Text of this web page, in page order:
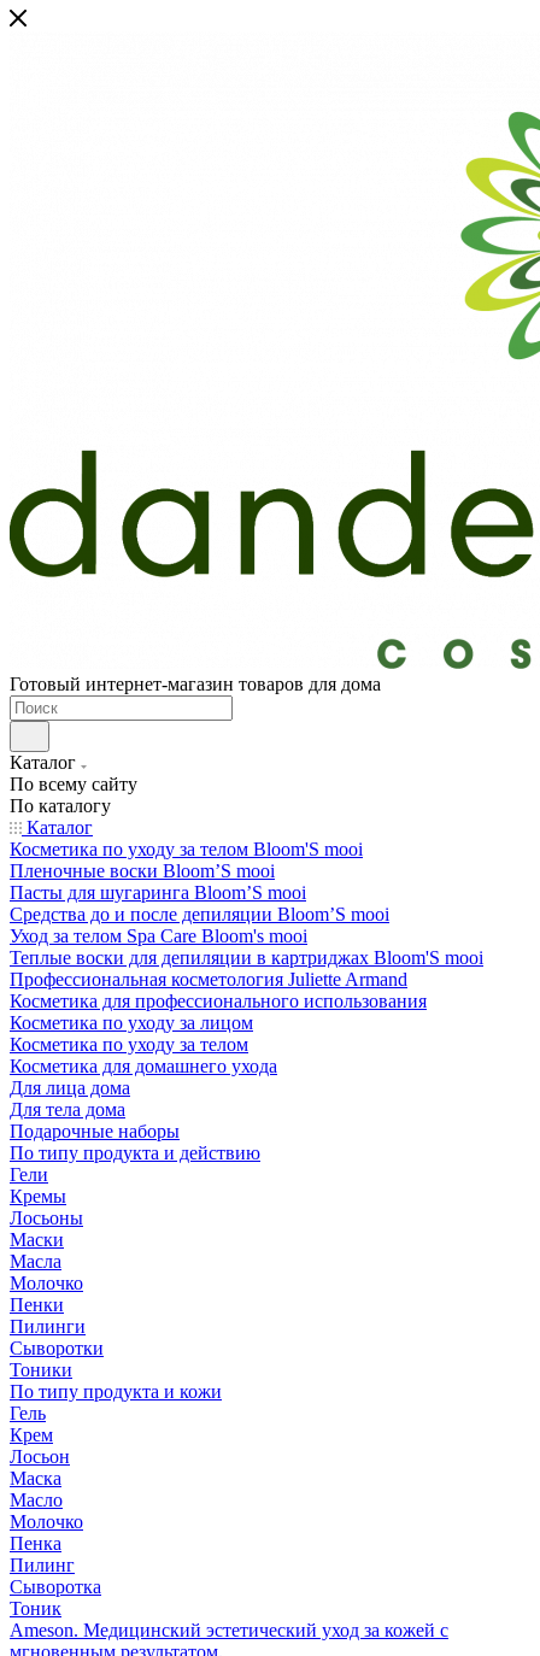
Готовый интернет-магазин товаров для дома
Каталог
По всему сайту
По каталогу
Каталог
Косметика по уходу за телом Bloom'S mooi
Пленочные воски Bloom’S mooi
Пасты для шугаринга Bloom’S mooi
Средства до и после депиляции Bloom’S mooi
Уход за телом Spa Care Bloom's mooi
Теплые воски для депиляции в картриджах Bloom'S mooi
Профессиональная косметология Juliette Armand
Косметика для профессионального использования
Косметика по уходу за лицом
Косметика по уходу за телом
Косметика для домашнего ухода
Для лица дома
Для тела дома
Подарочные наборы
По типу продукта и действию
Гели
Кремы
Лосьоны
Маски
Масла
Молочко
Пенки
Пилинги
Сыворотки
Тоники
По типу продукта и кожи
Гель
Крем
Лосьон
Маска
Масло
Молочко
Пенка
Пилинг
Сыворотка
Тоник
Ameson. Медицинский эстетический уход за кожей с
мгновенным результатом.